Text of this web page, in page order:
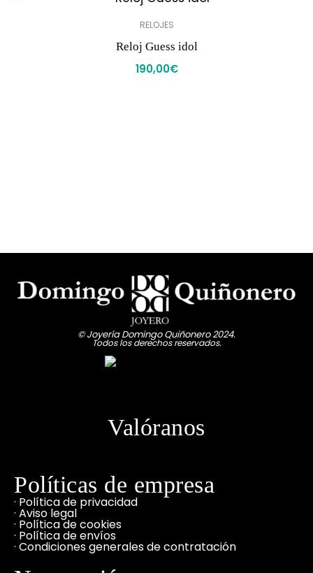
RELOJES
Reloj Guess idol
190,00€
© Joyería Domingo Quiñonero 2024.
Todos los derechos reservados.
Valóranos
Políticas de empresa
· Política de privacidad
· Aviso legal
· Política de cookies
· Política de envíos
· Condiciones generales de contratación